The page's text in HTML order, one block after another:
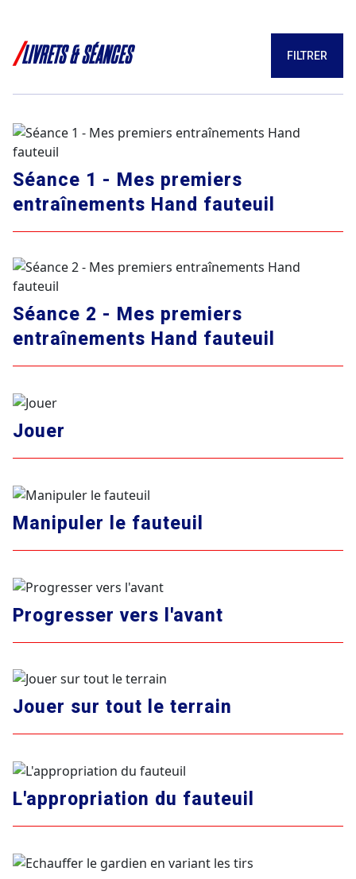
/LIVRETS & SÉANCES FILTRER
Séance 1 - Mes premiers
entraînements Hand fauteuil
Séance 2 - Mes premiers
entraînements Hand fauteuil
Jouer
Manipuler le fauteuil
Progresser vers l'avant
Jouer sur tout le terrain
L'appropriation du fauteuil